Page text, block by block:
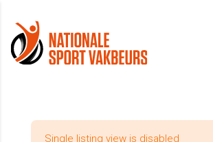
Single listing view is disabled